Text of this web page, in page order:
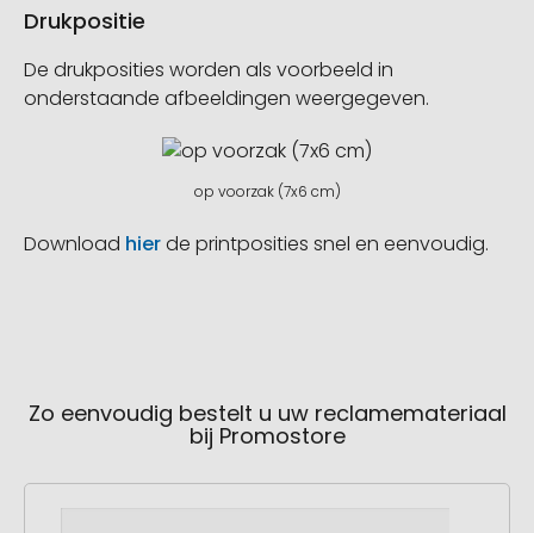
Drukpositie
De drukposities worden als voorbeeld in
onderstaande afbeeldingen weergegeven.
op voorzak (7x6 cm)
Download hierde printposities snel en eenvoudig.
Zo eenvoudig bestelt u uw reclamemateriaal
bij Promostore